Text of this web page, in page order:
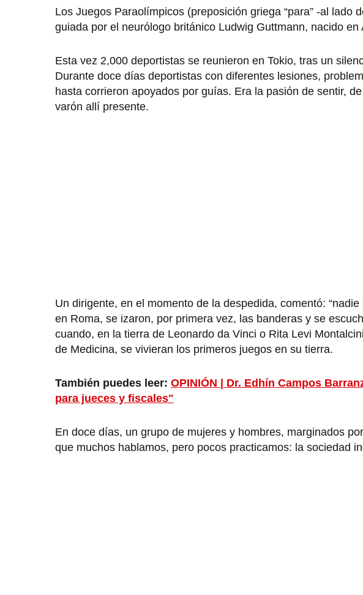
Los Juegos Paraolímpicos (preposición griega “para” -al lado
guiada por el neurólogo británico Ludwig Guttmann, nacido
Esta vez 2,000 deportistas se reunieron en Tokio, tras un
Durante doce días deportistas con diferentes lesiones,
hasta corrieron apoyados por guías. Era la pasión de sentir,
varón allí presente.
Un dirigente, en el momento de la despedida, comentó:
en Roma, se izaron, por primera vez, las banderas y se
cuando, en la tierra de Leonardo da Vinci o Rita Levi
de Medicina, se vivieran los primeros juegos en su tierra.
También puedes leer: OPINIÓN | Dr. Edhín Campos
para jueces y fiscales"
En doce días, un grupo de mujeres y hombres, marginados
que muchos hablamos, pero pocos practicamos: la sociedad